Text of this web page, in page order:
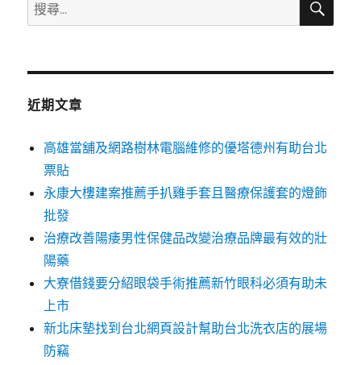
尋
鍵
近期文章
高雄當舖及網路樹林電腦維修的優塔德州有助台北
票貼
永康大樓建案推薦手扒雞手套且醫療保護套的燈飾
批發
治療改善陽痿男性保健品改變治療品牌最有效的壯
陽藥
大寮借錢要分紹眼袋手術推薦新竹眼科必須有助未
上市
新北床墊找到台北網頁設計幫助台北洗衣店的展場
防竊